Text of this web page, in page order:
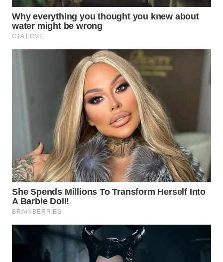
WAHANANEWS
ID
WAHANANEWS
WAHANA
UMKM
WAHANA
SELEB
WAHANA
PERSONA